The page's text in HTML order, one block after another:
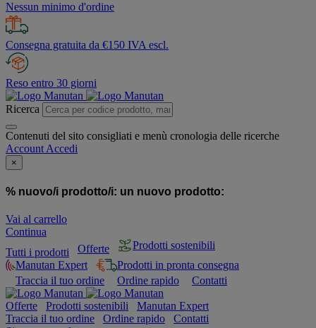
Nessun minimo d'ordine
Consegna gratuita da €150 IVA escl.
Reso entro 30 giorni
Ricerca
Contenuti del sito consigliati e menù cronologia delle ricerche
Account Accedi
×
% nuovo/i prodotto/i: un nuovo prodotto:
Vai al carrello
Continua
Tutti i prodotti
Offerte
Prodotti sostenibili
Manutan Expert
Prodotti in pronta consegna
Traccia il tuo ordine
Ordine rapido Contatti
Offerte Prodotti sostenibili
Manutan Expert
Traccia il tuo ordine
Ordine rapido
Contatti